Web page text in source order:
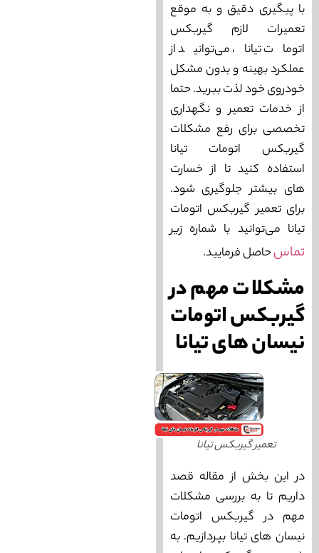
با پیگیری دقیق و به موقع
تعمیرات لازم گیربکس
اتومات تیانا، می‌توانید از
عملکرد بهینه و بدون مشکل
خودروی خود لذت ببرید. حتما
از خدمات تعمیر و نگهداری
تخصصی برای رفع مشکلات
گیربکس اتومات تیانا
استفاده کنید تا از خسارت
‌های بیشتر جلوگیری شود.
برای تعمیر گیربکس اتومات
تیانا می‌توانید با شماره زیر
تماسحاصل فرمایید.
مشکلات مهم در
گیربکس اتومات
نیسان های تیانا
تعمیر گیربکس تیانا
در این بخش از مقاله قصد
داریم تا به بررسی مشکلات
مهم در گیربکس اتومات
نیسان های تیانا بپردازیم. به